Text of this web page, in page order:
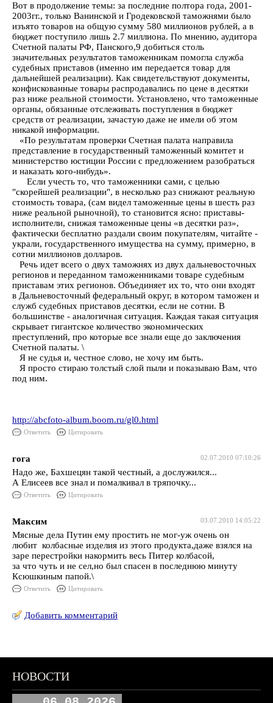
Вот в продолжение темы: за последние полтора года, 2001-
2003гг., только Ванинской и Гродековской таможнями было
изъято товаров на общую сумму 580 миллионов рублей, а в
бюджет поступило лишь 2.7 миллиона. По мнению, аудитора
Счетной палаты РФ, Панского,9 добиться столь
значительных результатов таможенникам помогла служба
судебных приставов (именно им передается товар для
дальнейшей реализации). Как свидетельствуют документы,
конфискованные товары распродавались по цене в десятки
раз ниже реальной стоимости. Установлено, что таможенные
органы, обязанные отслеживать поступления в бюджет
средств от реализации, зачастую даже не имели об этом
никакой информации.
«По результатам проверки Счетная палата направила
представление в государственный таможенный комитет и
министерство юстиции России с предложением разобраться
и наказать кого-нибудь».
Если учесть то, что таможенники сами, с целью
"скорейшей реализации", в несколько раз снижают реальную
стоимость товара, (сам видел таможенные цены в шесть раз
ниже реальной рыночной), то становится ясно: приставы-
исполнители, снижая таможенные цены «в десятки раз»,
фактически бесплатно раздали своим покупателям, читайте -
украли, государственного имущества на сумму, примерно, в
сотни миллионов долларов.
Речь идет всего о двух таможнях из двух дальневосточных
регионов и переданном таможенниками товаре судебным
приставам этих регионов. Объединяет их то, что они входят
в Дальневосточный федеральный округ, в котором таможен и
служб судебных приставов десятки, если не сотни. В
большинстве - аналогичная ситуация. Каждая такая ситуация
скрывает гигантское количество экономических
преступлений, про которые все знали еще до заключения
Счетной палаты. \
Я не судья и, честное слово, не хочу им быть.
Я просто стираю толстый слой пыли и показываю Вам, что
под ним.
http://abcfoto-album.boom.ru/gl0.html
Ответить Цитировать
02.07.2010 07:10:26
гога
Надо же, Бахшецян такой честный, а дослужился...
А Елисеев все знал и помалкивал в тряпочку...
Ответить Цитировать
03.07.2010 14:05:22
Максим
Мясные дела Путин ему простить не мог-уж очень он
любит колбасные изделия из этого продукта,даже взялся на
заре перестройки накормить весь Питер колбасой,
за что чуть и не сел,но был спасен в последнюю минуту
Ксюшкиным папой.\
Ответить Цитировать
Добавить комментарий
НОВОСТИ